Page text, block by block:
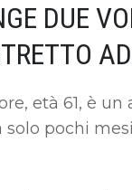
DUE
età 61, è
pochi